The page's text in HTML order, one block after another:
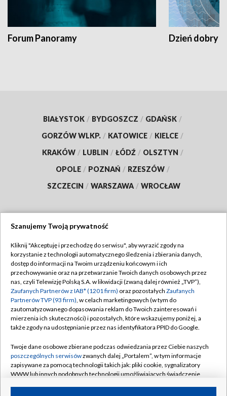
Forum Panoramy Dzień dobry
BIAŁYSTOK / BYDGOSZCZ / GDAŃSK /
GORZÓW WLKP. / KATOWICE / KIELCE /
KRAKÓW / LUBLIN / ŁÓDŹ / OLSZTYN /
OPOLE / POZNAŃ / RZESZÓW /
SZCZECIN / WARSZAWA / WROCŁAW
TVP
Abonament TVP
Emisja w TVP
Centrum informacji TVP
Naziemna Telewizja Cyfrowa
Rada Programowa
System NOS
Informacje o nadawcy
Regulamin TVP
Polityka prywatności
Moje zgody
Pomoc
Kontakt
Kanały
Szanujemy Twoją prywatność
Kliknij "Akceptuję i przechodzę do serwisu", aby wyrazić zgody na
korzystanie z technologii automatycznego śledzenia i zbierania danych,
dostęp do informacji na Twoim urządzeniu końcowym i ich
przechowywanie oraz na przetwarzanie Twoich danych osobowych przez
nas, czyli Telewizję Polską S.A. w likwidacji (zwaną dalej również „TVP”),
Zaufanych Partnerów z IAB* (1201 firm) oraz pozostałych Zaufanych
Partnerów TVP (93 firm), w celach marketingowych (w tym do
zautomatyzowanego dopasowania reklam do Twoich zainteresowań i
mierzenia ich skuteczności) i pozostałych, które wskazujemy poniżej, a
także zgody na udostępnianie przez nas identyfikatora PPID do Google.
Twoje dane osobowe zbierane podczas odwiedzania przez Ciebie naszych
poszczególnych serwisówzwanych dalej „Portalem”, w tym informacje
zapisywane za pomocą technologii takich jak: pliki cookie, sygnalizatory
WWW lub innych podobnych technologii umożliwiających świadczenie